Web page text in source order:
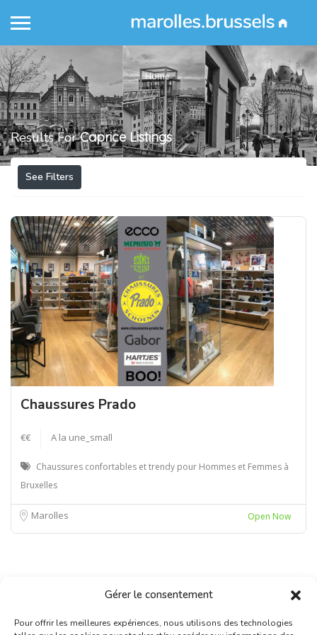
Gérer le consentement
Pour offrir les meilleures expériences, nous utilisons des technologies
Home
Results ForCaprice Listings
See Filters
Chaussures Prado
€€ A la une_small
Chaussures confortables et trendy pour Hommes et Femmes à
Bruxelles
Marolles Open Now